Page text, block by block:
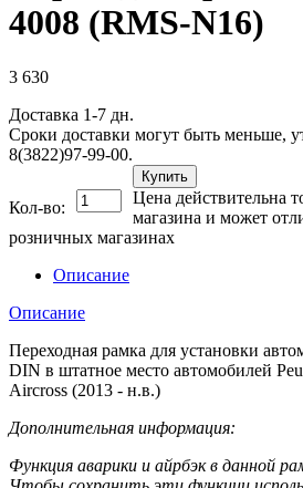
4008 (RMS-N16)
3 630
Доставка 1-7 дн.
Сроки доставки могут быть меньше,
8(3822)97-99-00.
Кол-во:
Купить
Цена действительна
магазина и может
розничных магазинах
Описание
Описание
Переходная рамка для установки
DIN в штатное место автомобилей
Aircross (2013 - н.в.)
Дополнительная информация:
Функция аварики и айрбэк в данной